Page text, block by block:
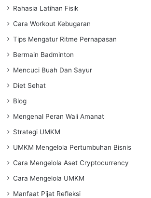
Rahasia Latihan Fisik
Cara Workout Kebugaran
Tips Mengatur Ritme Pernapasan
Bermain Badminton
Mencuci Buah Dan Sayur
Diet Sehat
Blog
Mengenal Peran Wali Amanat
Strategi UMKM
UMKM Mengelola Pertumbuhan Bisnis
Cara Mengelola Aset Cryptocurrency
Cara Mengelola UMKM
Manfaat Pijat Refleksi